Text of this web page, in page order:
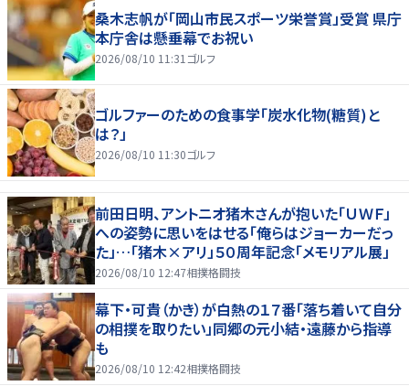
桑木志帆が「岡山市民スポーツ栄誉賞」受賞 県庁
本庁舎は懸垂幕でお祝い
2026/08/10 11:31 ゴルフ
ゴルファーのための食事学「炭水化物(糖質)と
は？」
2026/08/10 11:30ゴルフ
前田日明、アントニオ猪木さんが抱いた「ＵＷＦ」
への姿勢に思いをはせる「俺らはジョーカーだっ
た」…「猪木×アリ」５０周年記念「メモリアル展」
2026/08/10 12:47相撲格闘技
幕下・可貴（かき）が白熱の１７番「落ち着いて自分
の相撲を取りたい」同郷の元小結・遠藤から指導
も
2026/08/10 12:42相撲格闘技